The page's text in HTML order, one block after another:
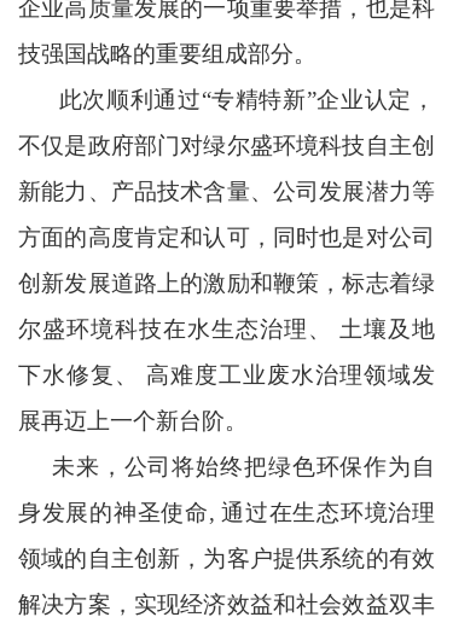
企业高质量发展的一项重要举措，也是科
技强国战略的重要组成部分。
此次顺利通过“专精特新”企业认定，
不仅是政府部门对绿尔盛环境科技自主创
新能力、产品技术含量、公司发展潜力等
方面的高度肯定和认可，同时也是对公司
创新发展道路上的激励和鞭策，标志着绿
尔盛环境科技在水生态治理、 土壤及地
下水修复、 高难度工业废水治理领域发
展再迈上一个新台阶。
未来，公司将始终把绿色环保作为自
身发展的神圣使命, 通过在生态环境治理
领域的自主创新，为客户提供系统的有效
解决方案，实现经济效益和社会效益双丰